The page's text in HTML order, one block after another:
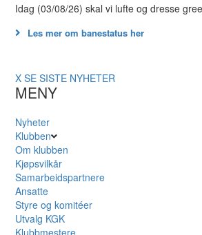
Idag (03/08/26) skal vi lufte og dresse
Les mer om banestatus her
X SE SISTE NYHETER
MENY
Nyheter
Klubben
Om klubben
Kjøpsvilkår
Samarbeidspartnere
Ansatte
Styre og komitéer
Utvalg KGK
Klubbmestere